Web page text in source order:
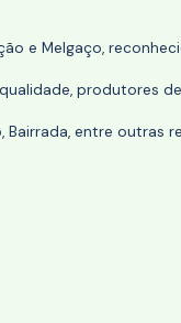
e Melgaço,
produtores
entre outras